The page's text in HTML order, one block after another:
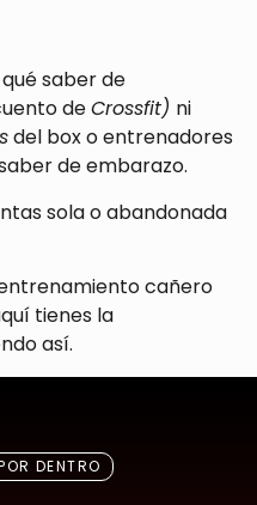
saber de
deCrossfit) ni
del box o entrenadores
de embarazo.
sola o abandonada
cañero
tienes la
así.
DENTRO